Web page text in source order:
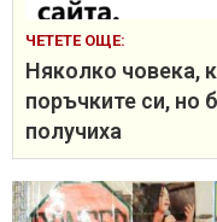
ЧЕТЕТЕ ОЩЕ:
Няколко човека,
поръчките си, но
получиха